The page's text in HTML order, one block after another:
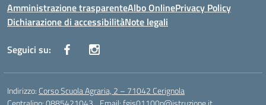
Amministrazione trasparenteAlbo OnlinePrivacy Policy
Dichiarazione di accessibilitàNote legali
Seguici su:
Indirizzo: Corso Scuola Agraria, 2 – 71042 Cerignola